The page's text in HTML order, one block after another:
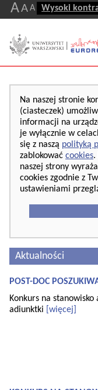
AA A Wysoki
Na naszej stronie
(ciasteczek)
informacji na
je wyłącznie w
się z naszą polityką
zablokować cookies.
naszej strony
cookies zgodnie z
ustawieniami
Aktualności
POST-DOC
Konkurs na
adiunktki
[więcej]